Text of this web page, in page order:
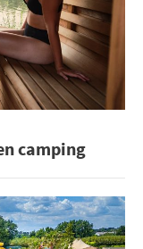
camping